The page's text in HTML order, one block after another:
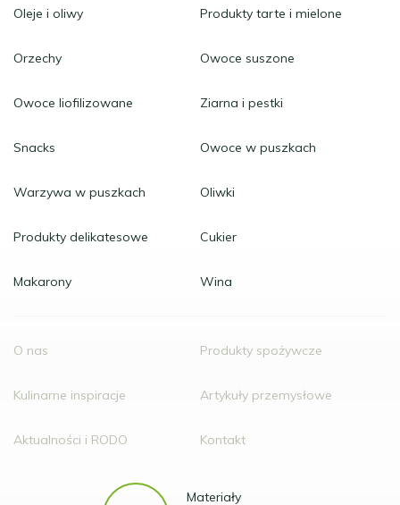
Materiały
Oleje i oliwy Produkty tarte i mielone
Orzechy Owoce suszone
Owoce liofilizowane Ziarna i pestki
Snacks Owoce w puszkach
Warzywa w puszkach Oliwki
Produkty delikatesowe Cukier
Makarony Wina
O nas Produkty spożywcze
Kulinarne inspiracje Artykuły przemysłowe
Aktualności i RODO Kontakt